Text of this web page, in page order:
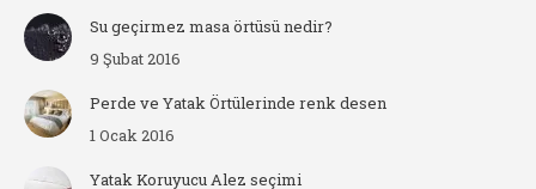
Su geçirmez masa örtüsü nedir?
9 Şubat 2016
Perde ve Yatak Örtülerinde renk desen
1 Ocak 2016
Yatak Koruyucu Alez seçimi